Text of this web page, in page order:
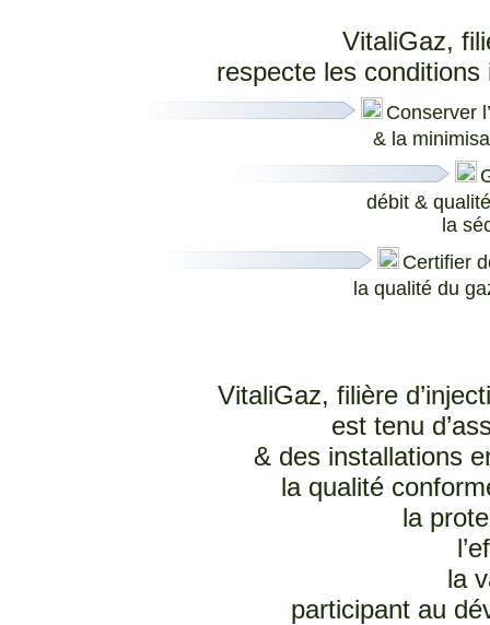
VitaliGaz,
respecte les
Conserver
& la
débit &
la
Certifier
la qualité du
VitaliGaz, filière
est tenu
& des installations
la qualité
la
la
participant au